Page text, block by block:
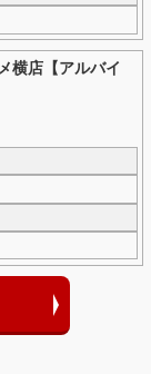
横店【アルバイ